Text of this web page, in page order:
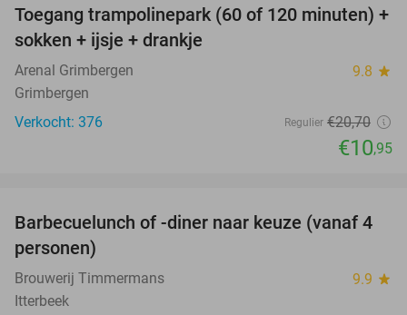
47%
Toegang trampolinepark (60 of 120 minuten) +
sokken + ijsje + drankje
Arenal Grimbergen 9.8 star
Grimbergen
Verkocht: 376
Regulier €20,70
€10,95
34%
Barbecuelunch of -diner naar keuze (vanaf 4
personen)
Brouwerij Timmermans 9.9 star
Itterbeek